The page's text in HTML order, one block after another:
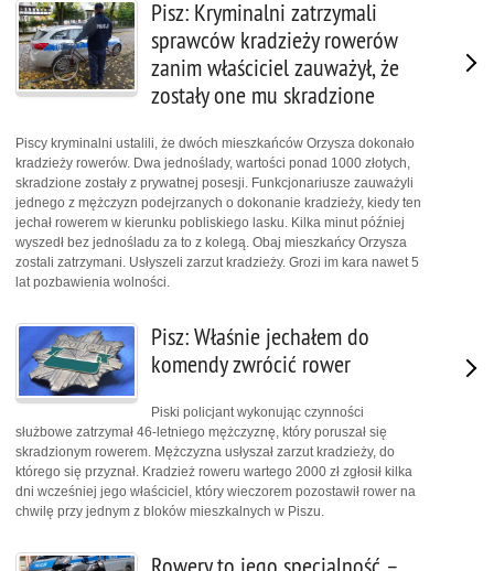
Pisz: Kryminalni zatrzymali
sprawców kradzieży rowerów
zanim właściciel zauważył, że
zostały one mu skradzione
Piscy kryminalni ustalili, że dwóch mieszkańców Orzysza dokonało
kradzieży rowerów. Dwa jednoślady, wartości ponad 1000 złotych,
skradzione zostały z prywatnej posesji. Funkcjonariusze zauważyli
jednego z mężczyzn podejrzanych o dokonanie kradzieży, kiedy ten
jechał rowerem w kierunku pobliskiego lasku. Kilka minut później
wyszedł bez jednośladu za to z kolegą. Obaj mieszkańcy Orzysza
zostali zatrzymani. Usłyszeli zarzut kradzieży. Grozi im kara nawet 5
lat pozbawienia wolności.
Pisz: Właśnie jechałem do
komendy zwrócić rower
Piski policjant wykonując czynności
służbowe zatrzymał 46-letniego mężczyznę, który poruszał się
skradzionym rowerem. Mężczyzna usłyszał zarzut kradzieży, do
którego się przyznał. Kradzież roweru wartego 2000 zł zgłosił kilka
dni wcześniej jego właściciel, który wieczorem pozostawił rower na
chwilę przy jednym z bloków mieszkalnych w Piszu.